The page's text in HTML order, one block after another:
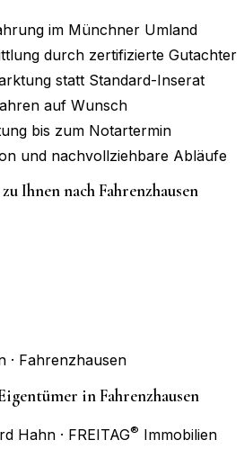
im Münchner Umland
durch zertifizierte Gutachter
statt Standard-Inserat
auf Wunsch
bis zum Notartermin
und nachvollziehbare Abläufe
Ihnen nachFahrenzhausen
· Fahrenzhausen
in Fahrenzhausen
Hahn · FREITAG® Immobilien